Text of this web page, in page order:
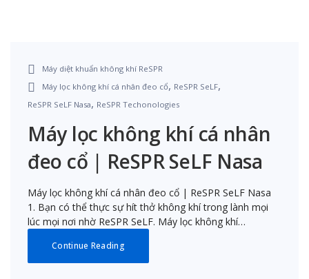
Máy diệt khuẩn không khí ReSPR
Máy lọc không khí cá nhân đeo cổ, ReSPR SeLF,
ReSPR SeLF Nasa, ReSPR Techonologies
Máy lọc không khí cá nhân
đeo cổ | ReSPR SeLF Nasa
Máy lọc không khí cá nhân đeo cổ | ReSPR SeLF Nasa
1. Bạn có thể thực sự hít thở không khí trong lành mọi
lúc mọi nơi nhờ ReSPR SeLF. Máy lọc không khí…
Continue Reading